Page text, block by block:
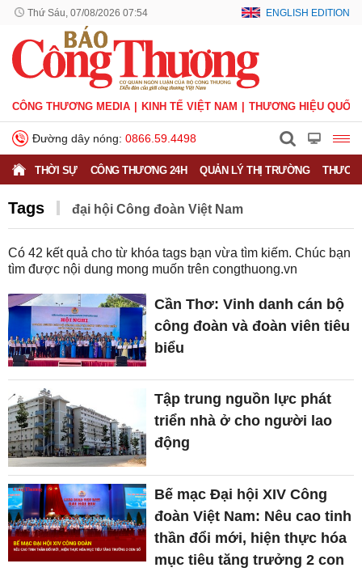
Thứ Sáu, 07/08/2026 07:54 ENGLISH EDITION
CÔNG THƯƠNG MEDIA KINH TẾ VIỆT NAM THƯƠNG HIỆU QUỐC
Đường dây nóng: 0866.59.4498
THỜI SỰ CÔNG THƯƠNG 24H QUẢN LÝ THỊ TRƯỜNG
Tags đại hội Công đoàn Việt Nam
Có 42 kết quả cho từ khóa tags bạn vừa tìm kiếm. Chúc bạn
tìm được nội dung mong muốn trên congthuong.vn
Cần Thơ: Vinh danh cán bộ
công đoàn và đoàn viên tiêu
biểu
Tập trung nguồn lực phát
triển nhà ở cho người lao
động
Bế mạc Đại hội XIV Công
đoàn Việt Nam: Nêu cao tinh
thần đổi mới, hiện thực hóa
mục tiêu tăng trưởng 2 con